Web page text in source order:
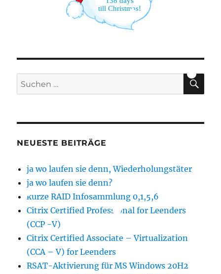
till Christmas!
Suchen
nach:
NEUESTE BEITRÄGE
ja wo laufen sie denn, Wiederholungstäter
ja wo laufen sie denn?
kurze RAID Infosammlung 0,1,5,6
Citrix Certified Professional for Leenders
(CCP -V)
Citrix Certified Associate – Virtualization
(CCA – V) for Leenders
RSAT-Aktivierung für MS Windows 20H2